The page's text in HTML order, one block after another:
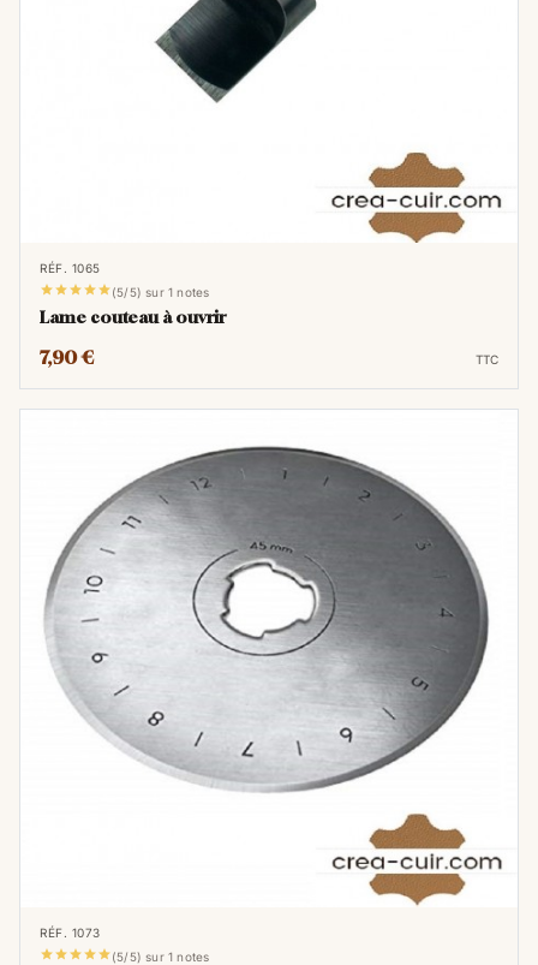
RÉF. 1065
(5/5) sur 1 notes
Lame couteau à ouvrir
7,90 € TTC
RÉF. 1073
(5/5) sur 1 notes